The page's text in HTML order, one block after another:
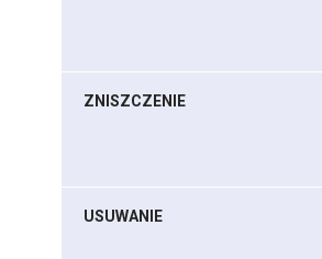
ZNISZCZENIE
USUWANIE